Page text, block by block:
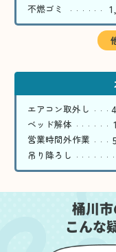
不燃ゴミ
エアコン取外し
ベッド解体
営業時間外作業
吊り降ろし
桶川市
こんな